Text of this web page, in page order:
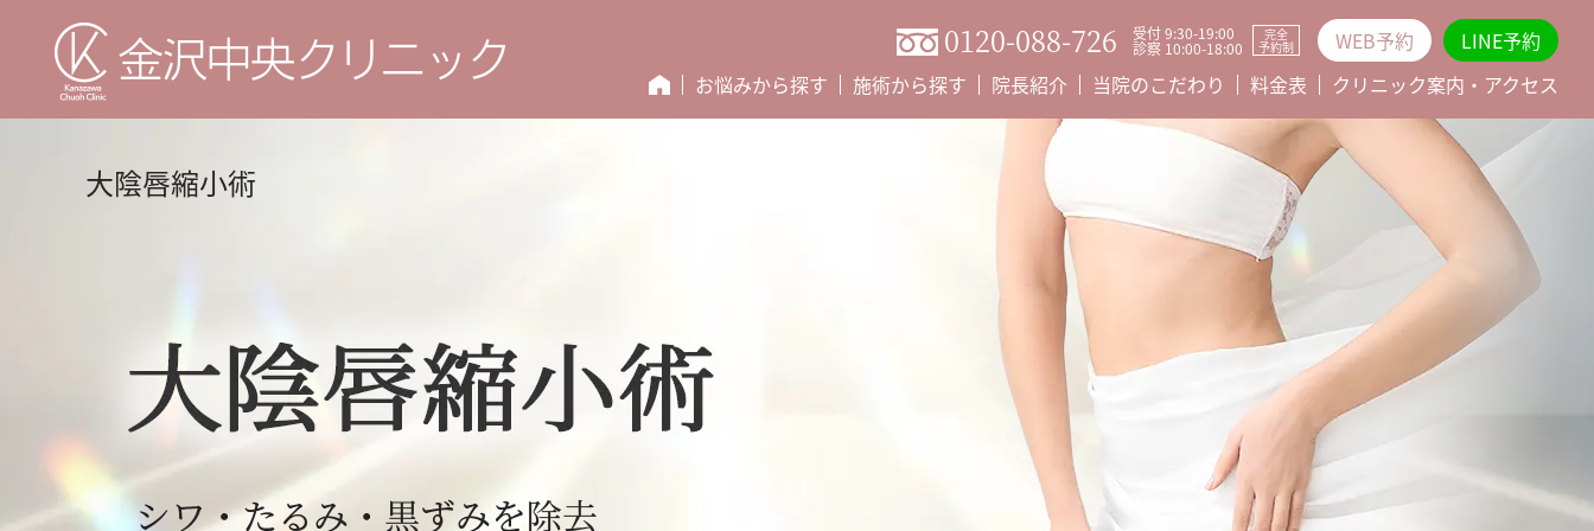
0120-088-726 受付 9:30-19:00
診察 10:00-18:00
完全
予約制 WEB予約
LINE予約
お悩みから探す
施術から探す 院長紹介 当院のこだわり 料金表 クリニック案内・アクセス
大陰唇縮小術